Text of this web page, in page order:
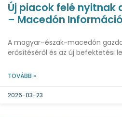
Új piacok felé nyitnak
– Macedón
A magyar–észak-macedón
erősítéséről és az új befektetési
TOVÁBB »
2026-03-23